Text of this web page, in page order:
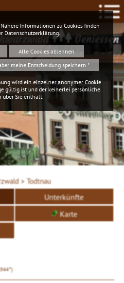
Geniessen
> Todtnau
Unterkünfte
Karte
Informationen zu Cookies finden
Datenschutzerklärung.
Alle Cookies ablehnen
meine Entscheidung speichern *
wird ein einzelner anonymer Cookie
gültig ist und der keinerlei persönliche
über Sie enthält.